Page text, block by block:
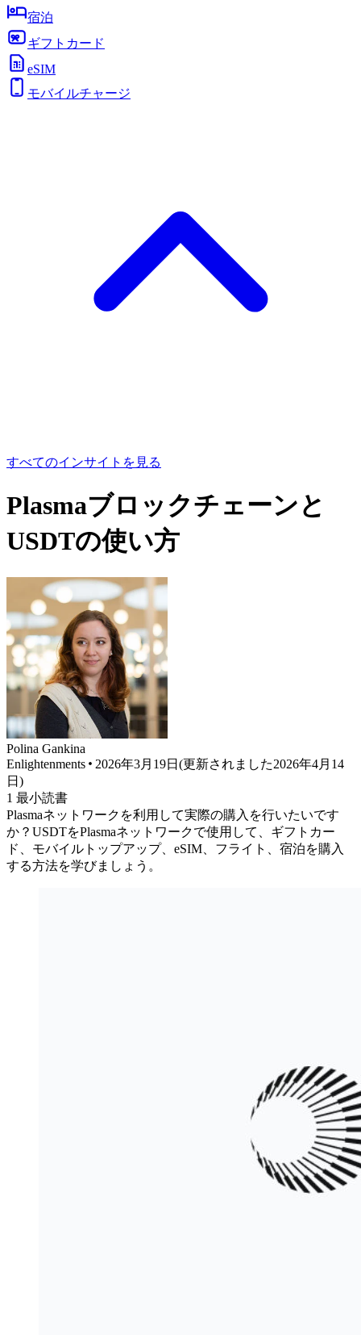
宿泊
ギフトカード
eSIM
モバイルチャージ
すべてのインサイトを見る
Plasmaブロックチェーンと
USDTの使い方
Polina Gankina
Enlightenments
2026年3月19日 (更新されました2026年4月14
日 )
1 最小読書
Plasmaネットワークを利用して実際の購入を行いたいです
か？USDTをPlasmaネットワークで使用して、ギフトカー
ド、モバイルトップアップ、eSIM、フライト、宿泊を購入
する方法を学びましょう。